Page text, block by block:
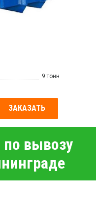
9 тонн
ЗАКАЗАТЬ
вывозу